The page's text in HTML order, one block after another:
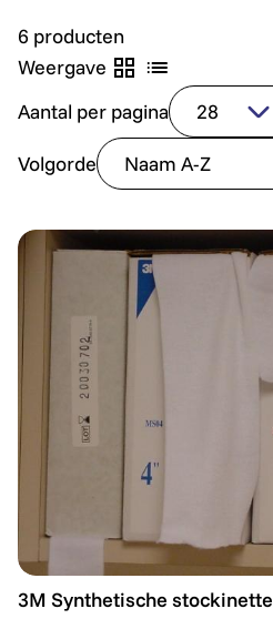
6 producten
Weergave
Aantal per pagina
Volgorde
3M Synthetische stockinette
3M Synthetische